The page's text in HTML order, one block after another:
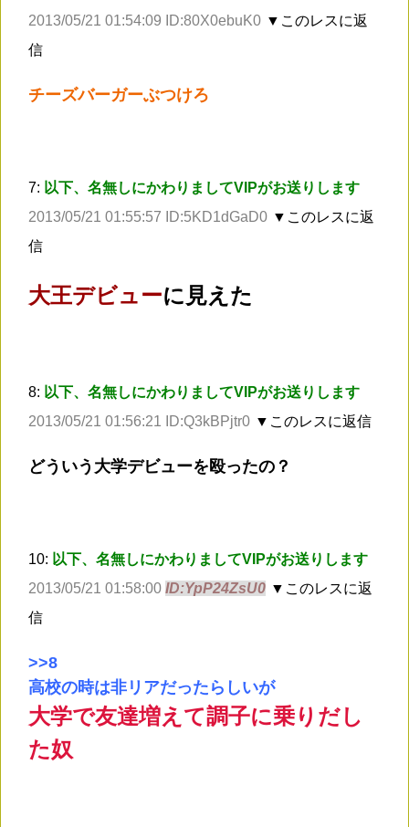
2013/05/21 01:54:09 ID:80X0ebuK0 ▼このレスに返
信
チーズバーガーぶつけろ
7: 以下、名無しにかわりましてVIPがお送りします
2013/05/21 01:55:57 ID:5KD1dGaD0 ▼このレスに返
信
大王デビューに見えた
8: 以下、名無しにかわりましてVIPがお送りします
2013/05/21 01:56:21 ID:Q3kBPjtr0 ▼このレスに返信
どういう大学デビューを殴ったの？
10: 以下、名無しにかわりましてVIPがお送りします
2013/05/21 01:58:00 ID:YpP24ZsU0 ▼このレスに返
信
>>8
高校の時は非リアだったらしいが
大学で友達増えて調子に乗りだし
た奴